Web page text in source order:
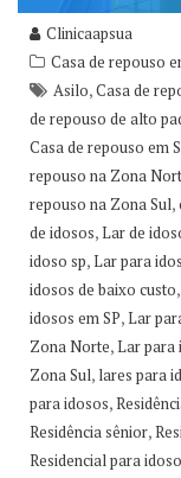
Clinicaapsua
Casa de repouso
Asilo,Casa de
de repouso de alto
Casa de repouso em
repouso na Zona
repouso na Zona Sul,
de idosos,Lar de
idoso sp,Lar para
idosos de baixo custo,
idosos em SP,Lar
Zona Norte,Lar para
Zona Sul, lares para
para idosos,
Residência sênior,
Residencial para